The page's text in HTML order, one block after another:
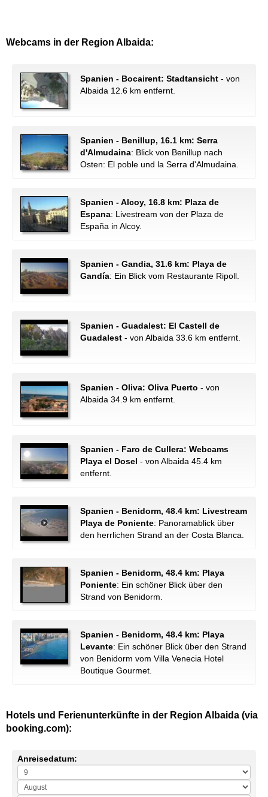
Webcams in der Region Albaida:
Spanien - Bocairent: Stadtansicht - von
Albaida 12.6 km entfernt.
Spanien - Benillup, 16.1 km: Serra
d'Almudaina: Blick von Benillup nach
Osten: El poble und la Serra d'Almudaina.
Spanien - Alcoy, 16.8 km: Plaza de
Espana: Livestream von der Plaza de
España in Alcoy.
Spanien - Gandia, 31.6 km: Playa de
Gandía: Ein Blick vom Restaurante Ripoll.
Spanien - Guadalest: El Castell de
Guadalest - von Albaida 33.6 km entfernt.
Spanien - Oliva: Oliva Puerto - von
Albaida 34.9 km entfernt.
Spanien - Faro de Cullera: Webcams
Playa el Dosel - von Albaida 45.4 km
entfernt.
Spanien - Benidorm, 48.4 km: Livestream
Playa de Poniente: Panoramablick über
den herrlichen Strand an der Costa Blanca.
Spanien - Benidorm, 48.4 km: Playa
Poniente: Ein schöner Blick über den
Strand von Benidorm.
Spanien - Benidorm, 48.4 km: Playa
Levante: Ein schöner Blick über den Strand
von Benidorm vom Villa Venecia Hotel
Boutique Gourmet.
Hotels und Ferienunterkünfte in der Region Albaida (via
booking.com):
Anreisedatum: